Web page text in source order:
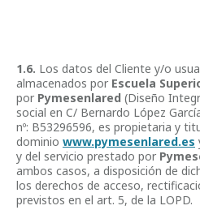
1.6. Los datos del Cliente y/o
almacenados por Escuela
por Pymesenlared (Diseño
social en C/ Bernardo López
nº: B53296596, es propietaria y
dominio www.pymesenlared.es
y del servicio prestado por
ambos casos, a disposición de
los derechos de acceso,
previstos en el art. 5, de la LOPD.